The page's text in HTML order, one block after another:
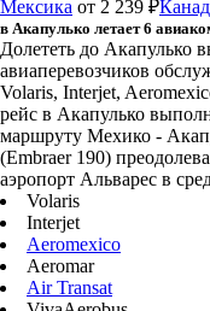
Мексика от 2 239 ₽
в Акапулько летает 6
Долететь до Акапулько
авиаперевозчиков
Volaris, Interjet,
рейс в Акапулько
маршруту Мехико -
(Embraer 190)
аэропорт Альварес в
Volaris
Interjet
Aeromexico
Aeromar
Air Transat